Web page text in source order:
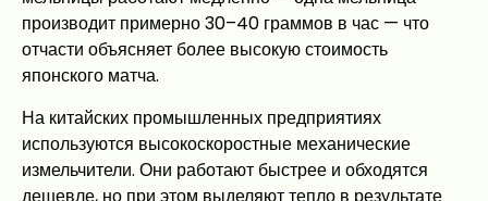
производит примерно 30–40 граммов в час — что
отчасти объясняет более высокую стоимость
японского матча.
На китайских промышленных предприятиях
используются высокоскоростные механические
измельчители. Они работают быстрее и обходятся
дешевле, но при этом выделяют тепло в результате